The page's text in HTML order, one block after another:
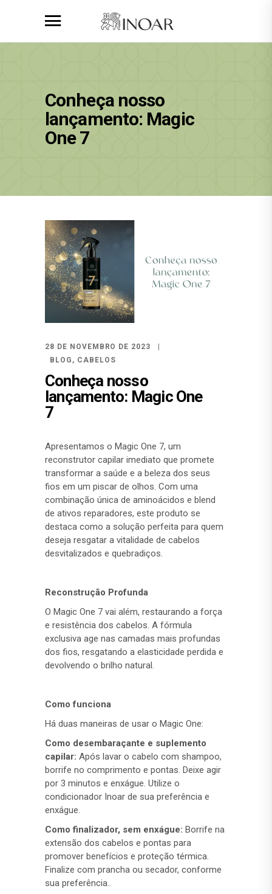
Conheça nosso
lançamento: Magic
One 7
28 DE NOVEMBRO DE 2023
BLOG , CABELOS
Conheça nosso
lançamento: Magic One
7
Apresentamos o Magic One 7, um
reconstrutor capilar imediato que promete
transformar a saúde e a beleza dos seus
fios em um piscar de olhos. Com uma
combinação única de aminoácidos e blend
de ativos reparadores, este produto se
destaca como a solução perfeita para quem
deseja resgatar a vitalidade de cabelos
desvitalizados e quebradiços.
Reconstrução Profunda
O Magic One 7 vai além, restaurando a força
e resistência dos cabelos. A fórmula
exclusiva age nas camadas mais profundas
dos fios, resgatando a elasticidade perdida e
devolvendo o brilho natural.
Como funciona
Há duas maneiras de usar o Magic One:
Como desembaraçante e suplemento
capilar: Após lavar o cabelo com shampoo,
borrife no comprimento e pontas. Deixe agir
por 3 minutos e enxágue. Utilize o
condicionador Inoar de sua preferência e
enxágue.
Como finalizador, sem enxágue: Borrife na
extensão dos cabelos e pontas para
promover benefícios e proteção térmica.
Finalize com prancha ou secador, conforme
sua preferência..